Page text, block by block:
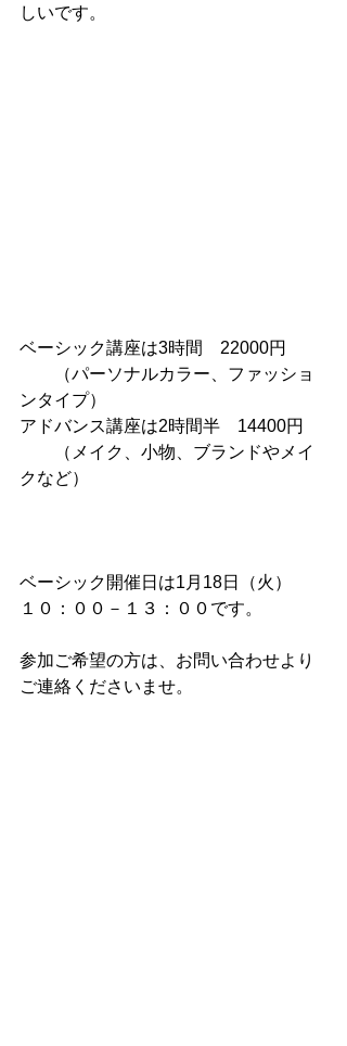
しいです。
ベーシック講座は3時間　22000円
（パーソナルカラー、ファッショ
ンタイプ）
アドバンス講座は2時間半　14400円
（メイク、小物、ブランドやメイ
クなど）
ベーシック開催日は1月18日（火）
１０：００－１３：００です。
参加ご希望の方は、お問い合わせより
ご連絡くださいませ。